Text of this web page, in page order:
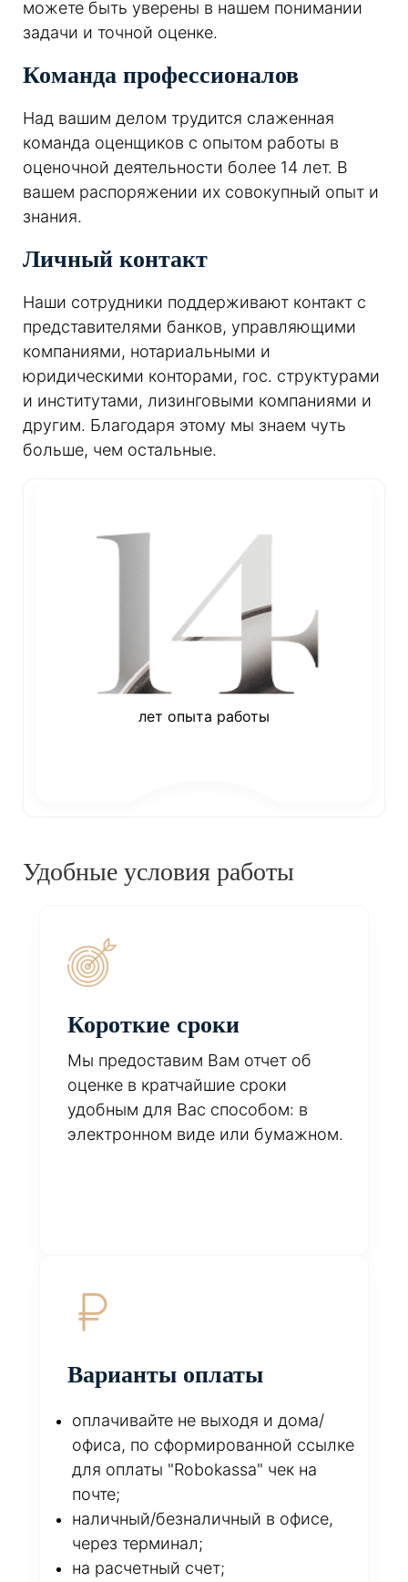
можете быть уверены в нашем понимании
задачи и точной оценке.
Команда профессионалов
Над вашим делом трудится слаженная
команда оценщиков с опытом работы в
оценочной деятельности более 14 лет. В
вашем распоряжении их совокупный опыт и
знания.
Личный контакт
Наши сотрудники поддерживают контакт с
представителями банков, управляющими
компаниями, нотариальными и
юридическими конторами, гос. структурами
и институтами, лизинговыми компаниями и
другим. Благодаря этому мы знаем чуть
больше, чем остальные.
лет опыта работы
Удобные условия работы
Короткие сроки
Мы предоставим Вам отчет об
оценке в кратчайшие сроки
удобным для Вас способом: в
электронном виде или бумажном.
Варианты оплаты
оплачивайте не выходя и дома/
офиса, по сформированной ссылке
для оплаты "Robokassa" чек на
почте;
наличный/безналичный в офисе,
через терминал;
на расчетный счет;